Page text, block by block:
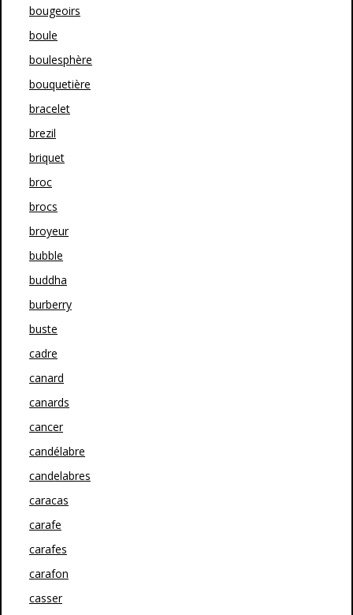
bougeoirs
boule
boulesphère
bouquetière
bracelet
brezil
briquet
broc
brocs
broyeur
bubble
buddha
burberry
buste
cadre
canard
canards
cancer
candélabre
candelabres
caracas
carafe
carafes
carafon
casser